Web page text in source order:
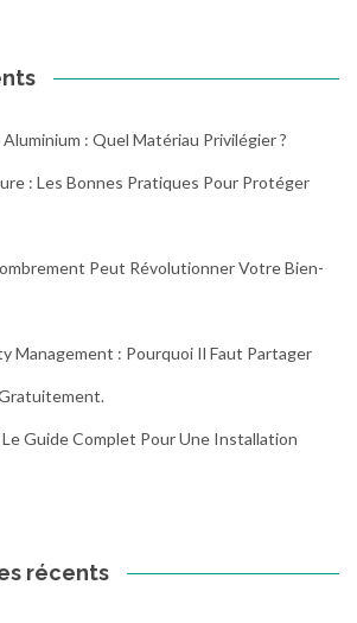
: Quel Matériau Privilégier ?
: Les Bonnes Pratiques Pour Protéger
Peut Révolutionner Votre Bien-
Management : Pourquoi Il Faut Partager
Le Guide Complet Pour Une Installation
récents